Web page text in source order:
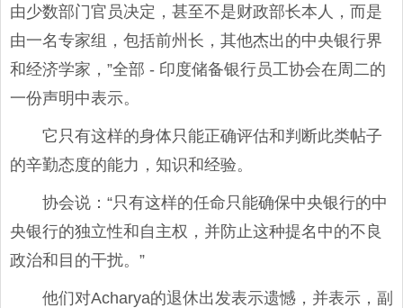
由少数部门官员决定，甚至不是财政部长本人，而是
由一名专家组，包括前州长，其他杰出的中央银行界
和经济学家，”全部 - 印度储备银行员工协会在周二的
一份声明中表示。
它只有这样的身体只能正确评估和判断此类帖子
的辛勤态度的能力，知识和经验。
协会说：“只有这样的任命只能确保中央银行的中
央银行的独立性和自主权，并防止这种提名中的不良
政治和目的干扰。”
他们对Acharya的退休出发表示遗憾，并表示，副